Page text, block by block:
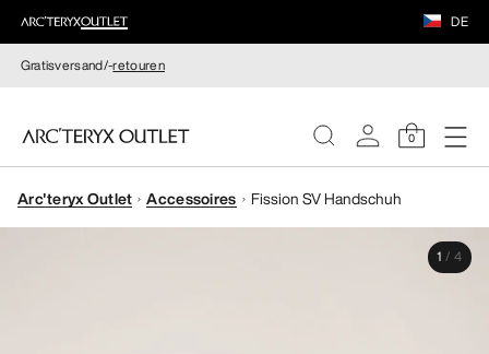
DE
Gratisversand/-retouren
0
DAMEN
Arc'teryx Outlet Accessoires Fission SV Handschuh
1 / 4